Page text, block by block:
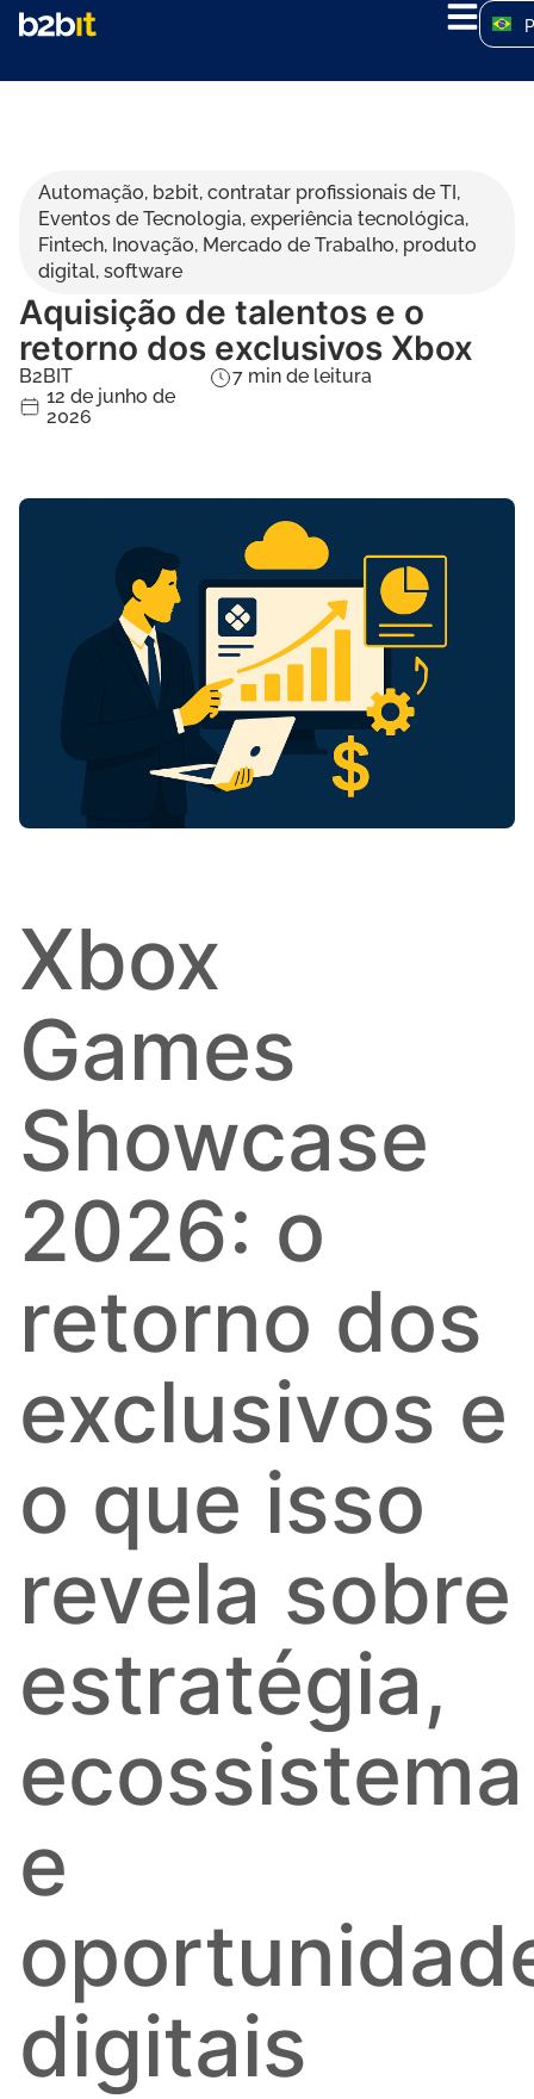
Automação, b2bit, contratar profissionais de TI,
Eventos de Tecnologia, experiência tecnológica,
Fintech, Inovação, Mercado de Trabalho, produto
digital, software
Aquisição de talentos e o
retorno dos exclusivos Xbox
B2BIT
12 de junho de
2026
7 min de leitura
Xbox
Games
Showcase
2026: o
retorno dos
exclusivos e
o que isso
revela sobre
estratégia,
ecossistema
e
digitais